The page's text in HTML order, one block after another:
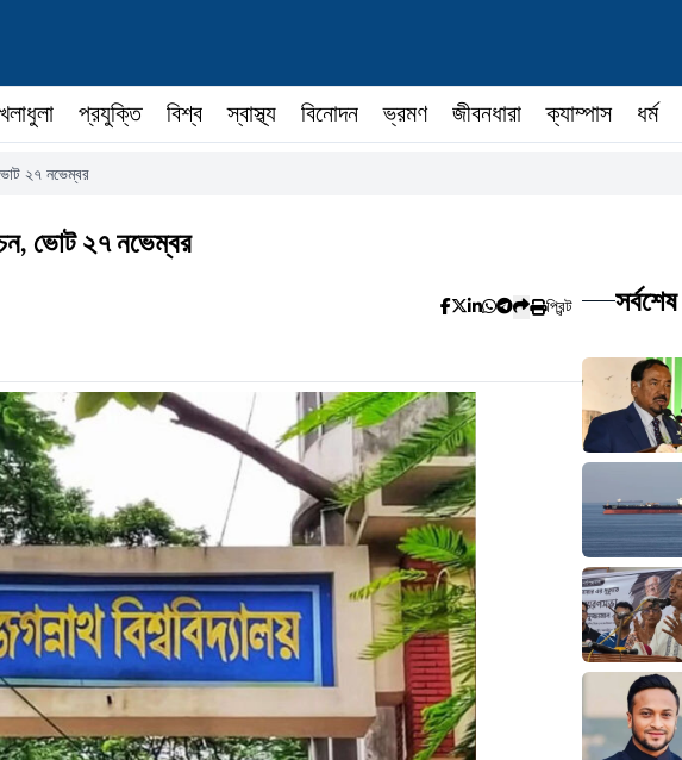
প্রযুক্তি বিশ্ব স্বাস্থ্য বিনোদন ভ্রমণ জীবনধারা ক্যাম্পাস ধর্ম
২৭ নভেম্বর
ভোট ২৭ নভেম্বর
প্রিন্ট সর্বশেষ